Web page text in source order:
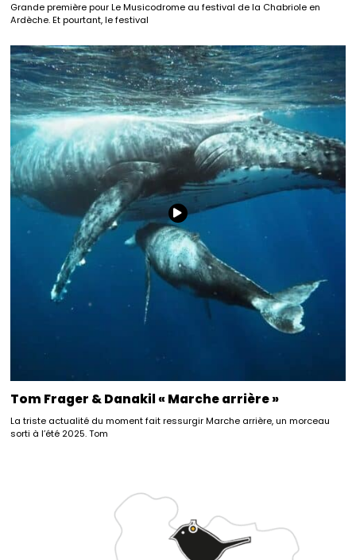
Grande première pour Le Musicodrome au festival de la Chabriole en
Ardèche. Et pourtant, le festival
Tom Frager & Danakil « Marche arrière »
La triste actualité du moment fait ressurgir Marche arrière, un morceau
sorti à l’été 2025. Tom